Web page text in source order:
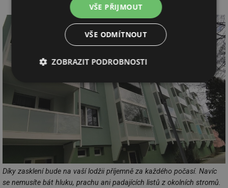
Díky zasklení bude na vaší lodžii příjemně za každého počasí. Navíc
se nemusíte bát hluku, prachu ani padajících listů z okolních stromů.
VŠE PŘIJMOUT
VŠE ODMÍTNOUT
ZOBRAZIT PODROBNOSTI
Nezbytně
nutné
soubory
Výkonové
soubory
Soubory
cílení
Funkční soubory
Nezařazené
soubory